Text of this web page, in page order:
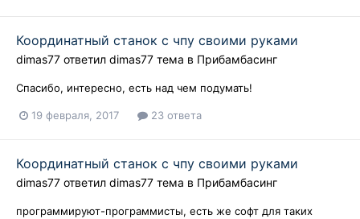
Координатный станок с чпу своими руками
dimas77 ответил dimas77 тема в Прибамбасинг
Спасибо, интересно, есть над чем подумать!
19 февраля, 2017 23 ответа
Координатный станок с чпу своими руками
dimas77 ответил dimas77 тема в Прибамбасинг
программируют-программисты, есть же софт для таких